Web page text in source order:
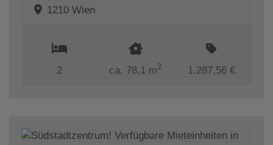
1210 Wien
2 ca. 78,1 m2 1.287,56 €